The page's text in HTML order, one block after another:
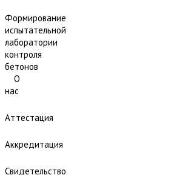
Формирование
испытательной
лаборатории
контроля
бетонов
О
нас
Аттестация
Аккредитация
Свидетельство